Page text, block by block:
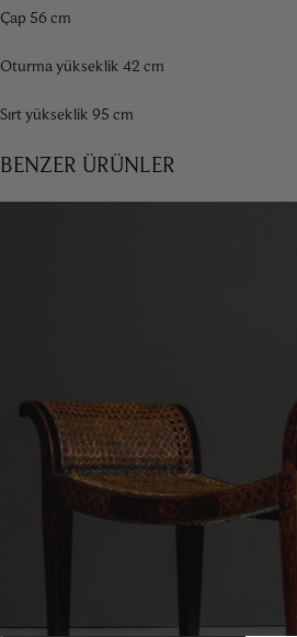
Çap 56 cm
Oturma yükseklik 42 cm
Sırt yükseklik 95 cm
BENZER ÜRÜNLER